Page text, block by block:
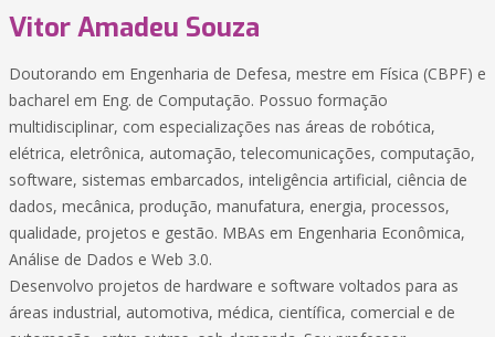
Vitor Amadeu Souza
Doutorando em Engenharia de Defesa, mestre em Física (CBPF) e
bacharel em Eng. de Computação. Possuo formação
multidisciplinar, com especializações nas áreas de robótica,
elétrica, eletrônica, automação, telecomunicações, computação,
software, sistemas embarcados, inteligência artificial, ciência de
dados, mecânica, produção, manufatura, energia, processos,
qualidade, projetos e gestão. MBAs em Engenharia Econômica,
Análise de Dados e Web 3.0.
Desenvolvo projetos de hardware e software voltados para as
áreas industrial, automotiva, médica, científica, comercial e de